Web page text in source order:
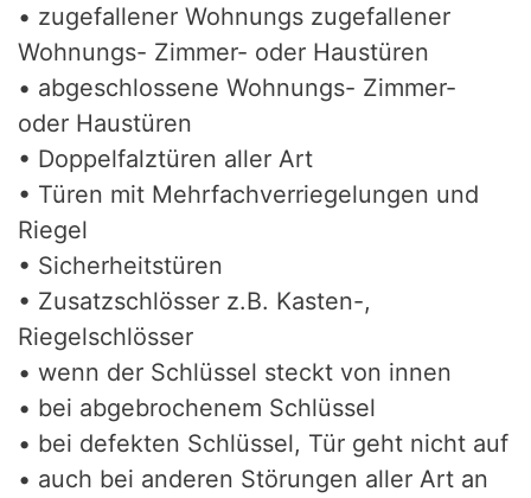
• zugefallener Wohnungs zugefallener
Wohnungs- Zimmer- oder Haustüren
• abgeschlossene Wohnungs- Zimmer-
oder Haustüren
• Doppelfalztüren aller Art
• Türen mit Mehrfachverriegelungen und
Riegel
• Sicherheitstüren
• Zusatzschlösser z.B. Kasten-,
Riegelschlösser
• wenn der Schlüssel steckt von innen
• bei abgebrochenem Schlüssel
• bei defekten Schlüssel, Tür geht nicht auf
• auch bei anderen Störungen aller Art an